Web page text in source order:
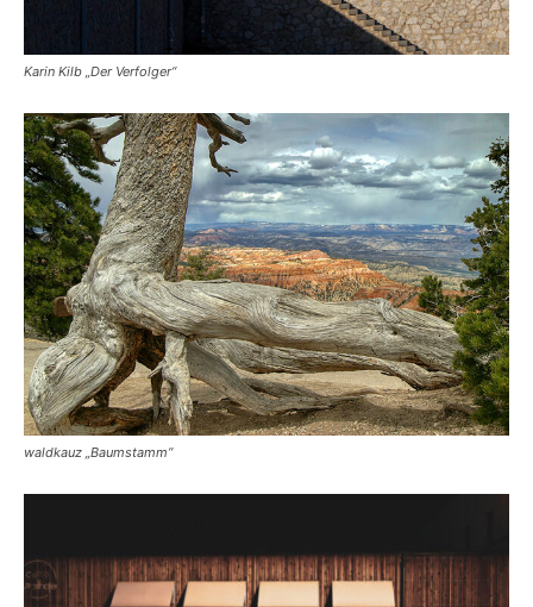
Karin Kilb „Der Verfolger“
waldkauz „Baumstamm“